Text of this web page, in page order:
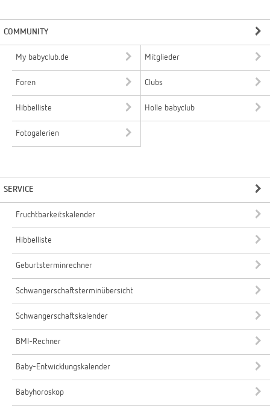
COMMUNITY
My babyclub.de Mitglieder
Foren Clubs
Hibbelliste Holle babyclub
Fotogalerien
SERVICE
Fruchtbarkeitskalender
Hibbelliste
Geburtsterminrechner
Schwangerschaftsterminübersicht
Schwangerschaftskalender
BMI-Rechner
Baby-Entwicklungskalender
Babyhoroskop